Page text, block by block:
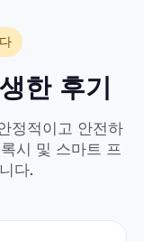
한 후기
정적이고 안전하
시 및 스마트 프
다.